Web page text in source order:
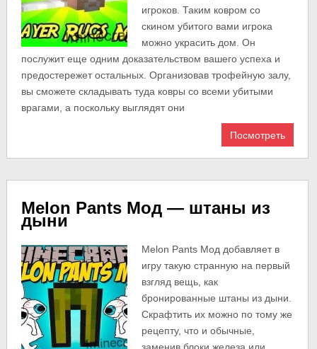
игроков. Таким ковром со
скином убитого вами игрока
можно украсить дом. Он
послужит еще одним доказательством вашего успеха и
предостережет остальных. Организовав трофейную залу,
вы сможете складывать туда ковры со всеми убитыми
врагами, а поскольку выглядят они
Посмотреть
Melon Pants Мод — штаны из
дыни
Melon Pants Мод добавляет в
игру такую странную на первый
взгляд вещь, как
бронированные штаны из дыни.
Скрафтить их можно по тому же
рецепту, что и обычные,
заменив блоки железа или